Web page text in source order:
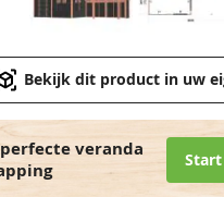
Bekijk dit product in uw
veranda